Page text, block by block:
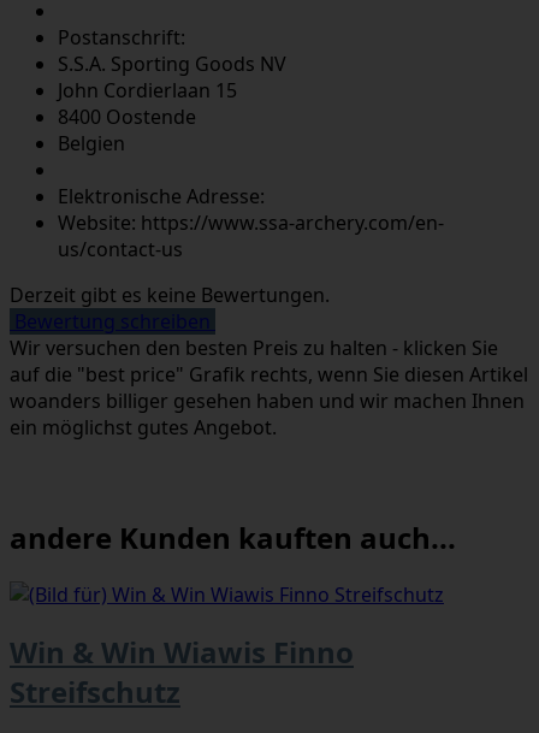
Postanschrift:
S.S.A. Sporting Goods NV
John Cordierlaan 15
8400 Oostende
Belgien
Elektronische Adresse:
Website: https://www.ssa-archery.com/en-
us/contact-us
Derzeit gibt es keine Bewertungen.
Bewertung schreiben
Wir versuchen den besten Preis zu halten - klicken Sie
auf die "best price" Grafik rechts, wenn Sie diesen Artikel
woanders billiger gesehen haben und wir machen Ihnen
ein möglichst gutes Angebot.
andere Kunden kauften auch...
Win & Win Wiawis Finno
Streifschutz